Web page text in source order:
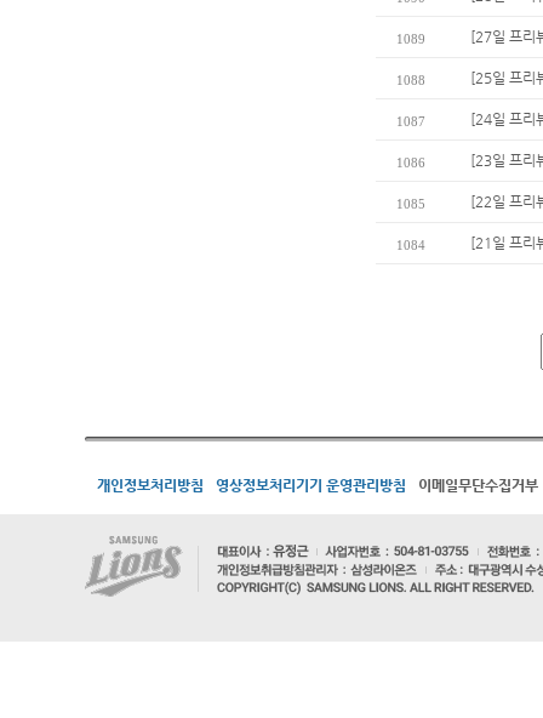
1089 [27일 프리
1088 [25일 프리
1087 [24일 프리
1086 [23일 프리
1085 [22일 프리
1084 [21일 프리
개인정보처리방침 영상정보처리기기 운영관리방침 이메일무단수집거부